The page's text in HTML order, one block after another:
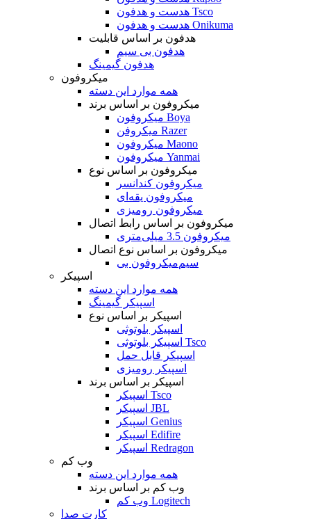
هدست و هدفون Tsco
هدست و هدفون Onikuma
هدفون بر اساس قابلیت
هدفون بی سیم
هدفون گیمینگ
میکروفون
همه موارد این دسته
میکروفون بر اساس برند
میکروفون Boya
میکروفن Razer
میکروفون Maono
میکروفون Yanmai
میکروفون بر اساس نوع
میکروفون کندانسر
میکروفون یقه‌ای
میکروفون رومیزی
میکروفون بر اساس رابط اتصال
میکروفون 3.5 میلی‌متری
میکروفون بر اساس نوع اتصال
میکروفون بی‌‎سیم
اسپیکر
همه موارد این دسته
اسپیکر گیمینگ
اسپیکر بر اساس نوع
اسپیکر بلوتوثی
اسپیکر بلوتوثی Tsco
اسپیکر قابل حمل
اسپیکر رومیزی
اسپیکر بر اساس برند
اسپیکر Tsco
اسپیکر JBL
اسپیکر Genius
اسپیکر Edifire
اسپیکر Redragon
وب کم
همه موارد این دسته
وب کم بر اساس برند
وب کم Logitech
کارت صدا